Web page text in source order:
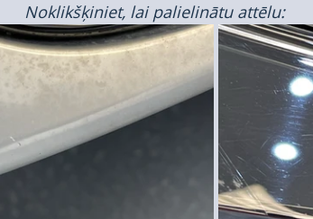
Noklikšķiniet, lai palielinātu attēlu: